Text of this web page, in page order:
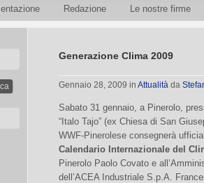
Redazione Le nostre firme
Generazione Clima 2009
Gennaio 28, 2009 in Attualità da
Sabato 31 gennaio, a Pinerolo,
“Italo Tajo” (ex Chiesa di San
WWF-Pinerolese consegnerà
Calendario Internazionale del
Pinerolo Paolo Covato e
dell’ACEA Industriale S.p.A.